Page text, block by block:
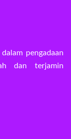
pengadaan
dan terjamin